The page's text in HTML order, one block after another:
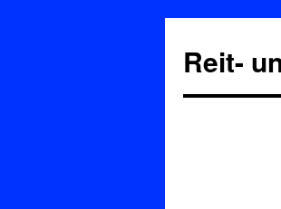
Reit-